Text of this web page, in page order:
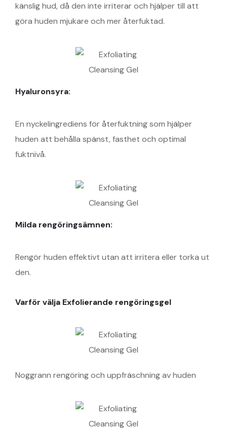
känslig hud, då den inte irriterar och hjälper till att
göra huden mjukare och mer återfuktad.
Hyaluronsyra:
En nyckelingrediens för återfuktning som hjälper
huden att behålla spänst, fasthet och optimal
fuktnivå.
Milda rengöringsämnen:
Rengör huden effektivt utan att irritera eller torka ut
den.
Varför välja Exfolierande rengöringsgel
Noggrann rengöring och uppfräschning av huden